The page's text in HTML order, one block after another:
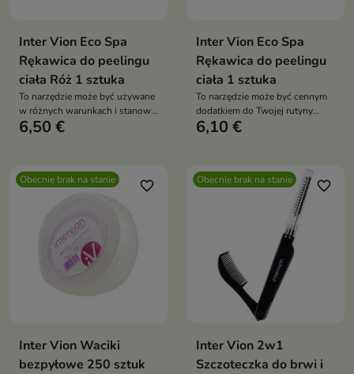
Inter Vion Eco Spa
Rękawica do peelingu
ciała Róż 1 sztuka
To narzędzie może być używane
w różnych warunkach i stanowi
ważny element rutyny
6,50 €
Inter Vion Eco Spa
Rękawica do peelingu
ciała 1 sztuka
To narzędzie może być cennym
dodatkiem do Twojej rutyny
pielęgnacyjnej, pomagając Ci
6,10 €
Obecnie brak na stanie favorite_border
Inter Vion Waciki
bezpyłowe 250 sztuk
Obecnie brak na stanie favorite_border
Inter Vion 2w1
Szczoteczka do brwi i